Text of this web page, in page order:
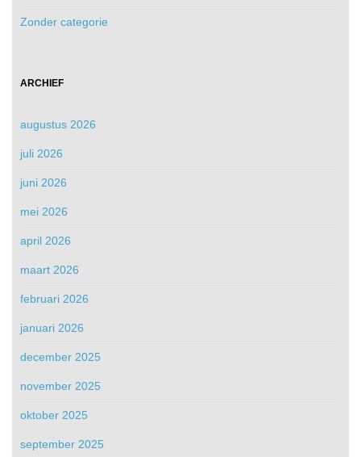
Zonder categorie
ARCHIEF
augustus 2026
juli 2026
juni 2026
mei 2026
april 2026
maart 2026
februari 2026
januari 2026
december 2025
november 2025
oktober 2025
september 2025